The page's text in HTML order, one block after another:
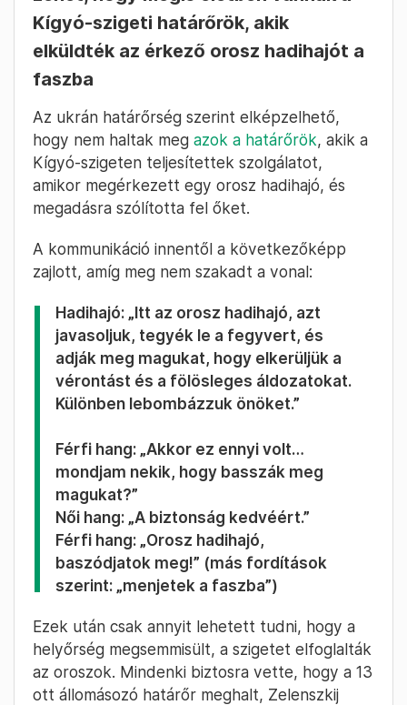
Kígyó-szigeti határőrök, akik
elküldték az érkező orosz hadihajót a
faszba
Az ukrán határőrség szerint elképzelhető,
hogy nem haltak meg azok a határőrök, akik a
Kígyó-szigeten teljesítettek szolgálatot,
amikor megérkezett egy orosz hadihajó, és
megadásra szólította fel őket.
A kommunikáció innentől a következőképp
zajlott, amíg meg nem szakadt a vonal:
Hadihajó: „Itt az orosz hadihajó, azt
javasoljuk, tegyék le a fegyvert, és
adják meg magukat, hogy elkerüljük a
vérontást és a fölösleges áldozatokat.
Különben lebombázzuk önöket.”
Férfi hang: „Akkor ez ennyi volt…
mondjam nekik, hogy basszák meg
magukat?”
Női hang: „A biztonság kedvéért.”
Férfi hang: „Orosz hadihajó,
baszódjatok meg!” (más fordítások
szerint: „menjetek a faszba”)
Ezek után csak annyit lehetett tudni, hogy a
helyőrség megsemmisült, a szigetet elfoglalták
az oroszok. Mindenki biztosra vette, hogy a 13
ott állomásozó határőr meghalt, Zelenszkij